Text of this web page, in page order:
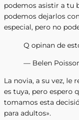
podemos asistir a tu
podemos dejarlos
especial, pero no
Q opinan de
— Belen
La novia, a su vez, le
es tuya, pero espero
tomamos esta
para adultos».